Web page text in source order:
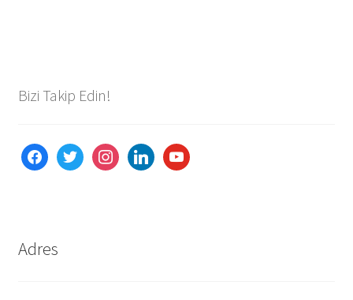
Bizi Takip Edin!
facebooktwitter instagramlinkedinyoutube
Adres